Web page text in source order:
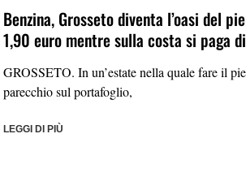
Benzina, Grosseto diventa l’oasi del
1,90 euro mentre sulla costa si paga
GROSSETO. In un’estate nella quale fare il
parecchio sul portafoglio,
LEGGI DI PIÙ